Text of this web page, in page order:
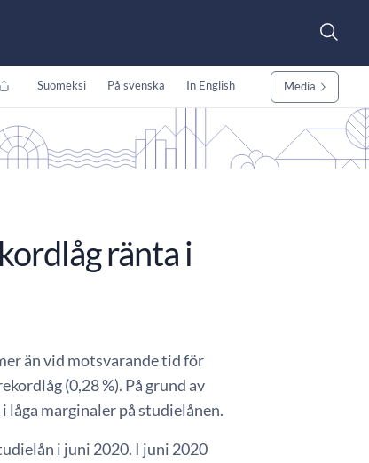
Suomeksi På svenska In English Media
ränta i
än vid motsvarande tid för
(0,28 %). På grund av
låga marginaler på studielånen.
i juni 2020. I juni 2020